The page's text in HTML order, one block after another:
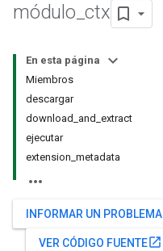
módulo _ctx
En esta página
Miembros
descargar
download_and_extract
ejecutar
extension_metadata
INFORMAR UN PROBLEMA
VER CÓDIGO FUENTEopen_in_new